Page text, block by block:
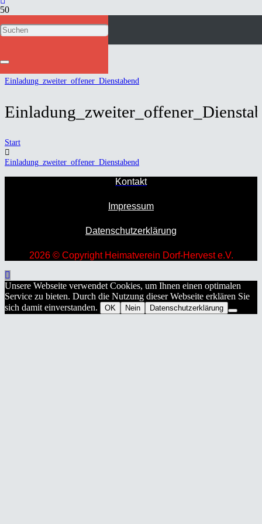
Start
Einladung_zweiter_offener_Dienstabend
Start
Einladung_zweiter_offener_Dienstabend
Kontakt
Impressum
Datenschutzerklärung
2026 © Copyright Heimatverein Dorf-Hervest e.V.
Unsere Webseite verwendet Cookies, um Ihnen einen optimalen
Service zu bieten. Durch die Nutzung dieser Webseite erklären Sie
sich damit einverstanden.
OK Nein Datenschutzerklärung